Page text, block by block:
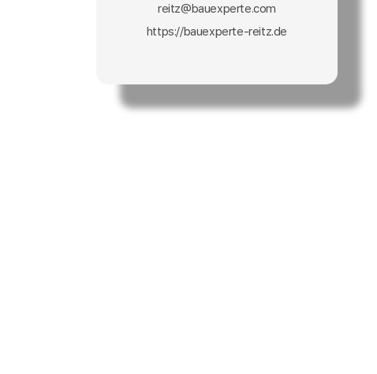
reitz@bauexperte.com
https://bauexperte-reitz.de